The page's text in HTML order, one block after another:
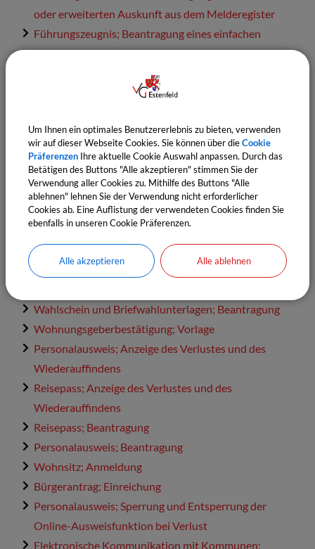
oder erweiterten Auskunft aus dem Melderegister
Führungszeugnis; Beantragung eines einfachen
Führungszeugnisses
Auskunftssperre, Übermittlungssperre; Beantragung
Führungszeugnis; Beantragung eines Europäischen
Führungszeugnisses
Beantragung von Personalausweisen und
Reisepässen (mit Fingerabdruckentnahme)
Personalausweis und elektronischer Aufenthaltstitel;
Auskunft über gespeicherte Daten
Personalausweis; Auskunft über den
Bearbeitungsstand
Wahlschein und Briefwahlunterlagen; Beantragung
Wohnungsgeberbestätigung; Vorlage
Personalausweis; Anzeige des Verlustes und des
Wiederauffindens
Reisepass; Anzeige des Verlustes und des
Wiederauffindens
Reisepass; Beantragung
Personalausweis; Beantragung
Wohnsitz; Anmeldung
Bürgerantrag; Einreichung
Personalausweis; Sperrung und Entsperrung der
Online-Ausweisfunktion bei Verlust
Elektronische Kommunikation mit Kommunen;
Um Ihnen ein optimales Benutzererlebnis zu bieten, verwenden
wir auf dieser Webseite Cookies. Sie können über dieCookie
Präferenzen Ihre aktuelle Cookie Auswahl anpassen. Durch das
Betätigen des Buttons "Alle akzeptieren" stimmen Sie der
Verwendung aller Cookies zu. Mithilfe des Buttons "Alle
ablehnen" lehnen Sie der Verwendung nicht erforderlicher
Cookies ab. Eine Auflistung der verwendeten Cookies finden Sie
ebenfalls in unseren Cookie Präferenzen.
Alle akzeptieren Alle ablehnen